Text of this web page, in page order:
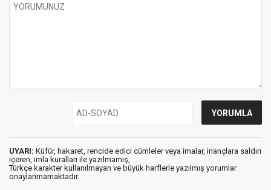
UYARI: Küfür, hakaret, rencide edici cümleler veya imalar, inançlara saldırı
içeren, imla kuralları ile yazılmamış,
Türkçe karakter kullanılmayan ve büyük harflerle yazılmış yorumlar
onaylanmamaktadır.